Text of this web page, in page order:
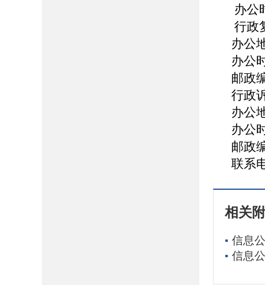
办公
行政
办公
办公
邮政
行政
办公
办公
邮政
联系
相关
信息
信息